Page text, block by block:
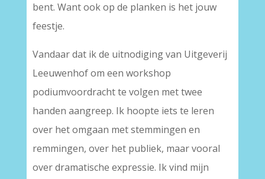
bent. Want ook op de planken is het jouw
feestje.
Vandaar dat ik de uitnodiging van Uitgeverij
Leeuwenhof om een workshop
podiumvoordracht te volgen met twee
handen aangreep. Ik hoopte iets te leren
over het omgaan met stemmingen en
remmingen, over het publiek, maar vooral
over dramatische expressie. Ik vind mijn